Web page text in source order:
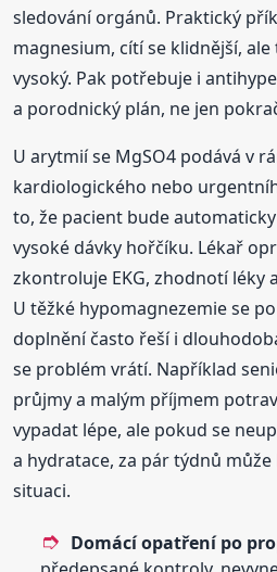
sledování orgánů. Praktický
magnesium, cítí se klidnější,
vysoký. Pak potřebuje i
a porodnický plán, ne jen
U arytmií se MgSO4 podává v
kardiologického nebo
to, že pacient bude
vysoké dávky hořčíku. Lékař
zkontroluje EKG, zhodnotí léky
U těžké hypomagnezemie se
doplnění často řeší i
se problém vrátí. Například
průjmy a malým příjmem
vypadat lépe, ale pokud se
a hydratace, za pár týdnů
situaci.
Domácí opatření po